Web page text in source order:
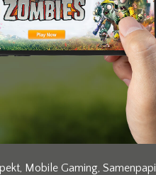
Mobile Gaming,